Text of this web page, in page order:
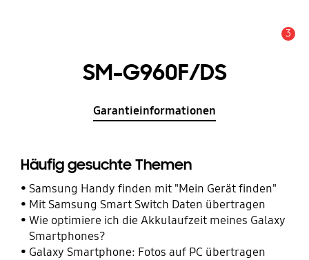
3
SM-G960F/DS
Garantieinformationen
Häufig gesuchte Themen
Samsung Handy finden mit "Mein Gerät finden"
Mit Samsung Smart Switch Daten übertragen
Wie optimiere ich die Akkulaufzeit meines Galaxy
Smartphones?
Galaxy Smartphone: Fotos auf PC übertragen